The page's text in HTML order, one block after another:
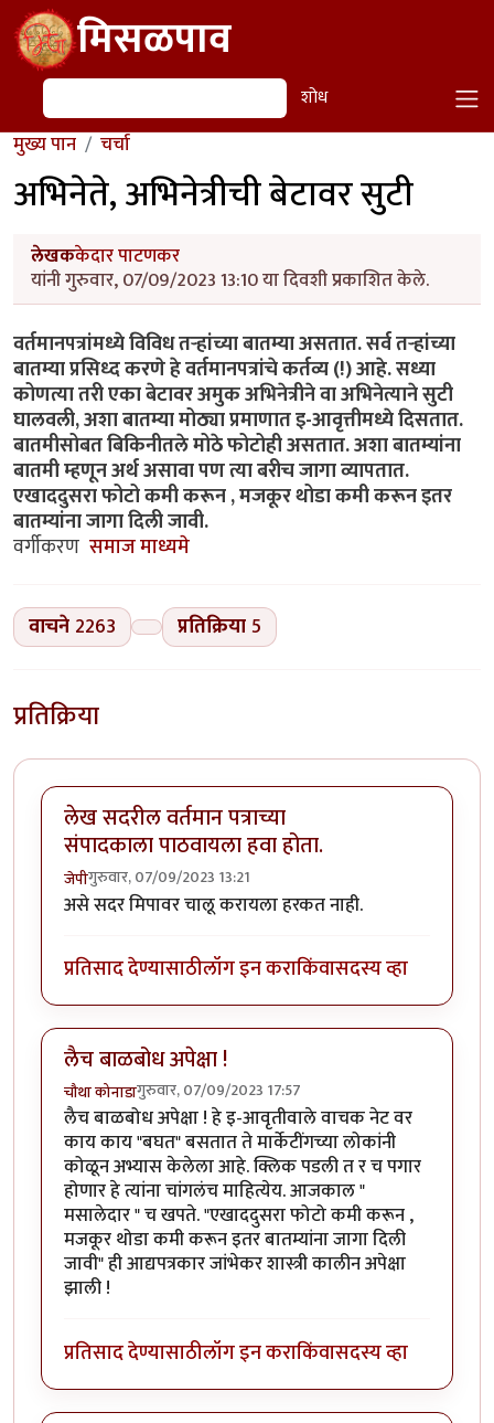
Skip to main contentमिसळपाव
शोध शोध
मुख्य पान चर्चा
अभिनेते, अभिनेत्रीची बेटावर सुटी
लेखककेदार पाटणकर
यांनी गुरुवार, 07/09/2023 13:10 या दिवशी प्रकाशित केले.
वर्तमानपत्रांमध्ये विविध तऱ्हांच्या बातम्या असतात. सर्व तऱ्हांच्या
बातम्या प्रसिध्द करणे हे वर्तमानपत्रांचे कर्तव्य (!) आहे. सध्या
कोणत्या तरी एका बेटावर अमुक अभिनेत्रीने वा अभिनेत्याने सुटी
घालवली, अशा बातम्या मोठ्या प्रमाणात इ-आवृत्तीमध्ये दिसतात.
बातमीसोबत बिकिनीतले मोठे फोटोही असतात. अशा बातम्यांना
बातमी म्हणून अर्थ असावा पण त्या बरीच जागा व्यापतात.
एखाददुसरा फोटो कमी करून , मजकूर थोडा कमी करून इतर
बातम्यांना जागा दिली जावी.
वर्गीकरण समाजमाध्यमे
वाचने 2263 प्रतिक्रिया5
प्रतिक्रिया
लेख सदरील वर्तमान पत्राच्या
संपादकाला पाठवायला हवा होता.
जेपीगुरुवार, 07/09/2023 13:21
असे सदर मिपावर चालू करायला हरकत नाही.
प्रतिसाद देण्यासाठीलॉग इन कराकिंवासदस्य व्हा
लैच बाळबोध अपेक्षा !
चौथा कोनाडागुरुवार, 07/09/2023 17:57
लैच बाळबोध अपेक्षा ! हे इ-आवृतीवाले वाचक नेट वर
काय काय "बघत" बसतात ते मार्केटींगच्या लोकांनी
कोळून अभ्यास केलेला आहे. क्लिक पडली त र च पगार
होणार हे त्यांना चांगलंच माहित्येय. आजकाल "
मसालेदार " च खपते. "एखाददुसरा फोटो कमी करून ,
मजकूर थोडा कमी करून इतर बातम्यांना जागा दिली
जावी" ही आद्यपत्रकार जांभेकर शास्त्री कालीन अपेक्षा
झाली !
प्रतिसाद देण्यासाठीलॉग इन कराकिंवासदस्य व्हा